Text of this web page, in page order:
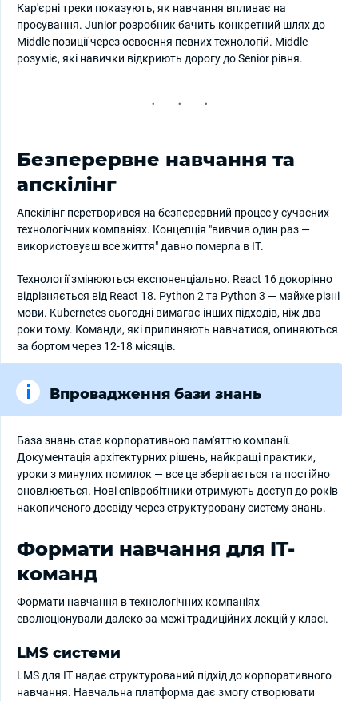
Кар'єрні треки показують, як навчання впливає на
просування. Junior розробник бачить конкретний шлях до
Middle позиції через освоєння певних технологій. Middle
розуміє, які навички відкриють дорогу до Senior рівня.
Безперервне навчання та
апскілінг
Апскілінг перетворився на безперервний процес у сучасних
технологічних компаніях. Концепція "вивчив один раз —
використовуєш все життя" давно померла в IT.
Технології змінюються експоненціально. React 16 докорінно
відрізняється від React 18. Python 2 та Python 3 — майже різні
мови. Kubernetes сьогодні вимагає інших підходів, ніж два
роки тому. Команди, які припиняють навчатися, опиняються
за бортом через 12-18 місяців.
Впровадження бази знань
База знань стає корпоративною пам'яттю компанії.
Документація архітектурних рішень, найкращі практики,
уроки з минулих помилок — все це зберігається та постійно
оновлюється. Нові співробітники отримують доступ до років
накопиченого досвіду через структуровану систему знань.
Формати навчання для IT-
команд
Формати навчання в технологічних компаніях
еволюціонували далеко за межі традиційних лекцій у класі.
LMS системи
LMS для IT надає структурований підхід до корпоративного
навчання. Навчальна платформа дає змогу створювати